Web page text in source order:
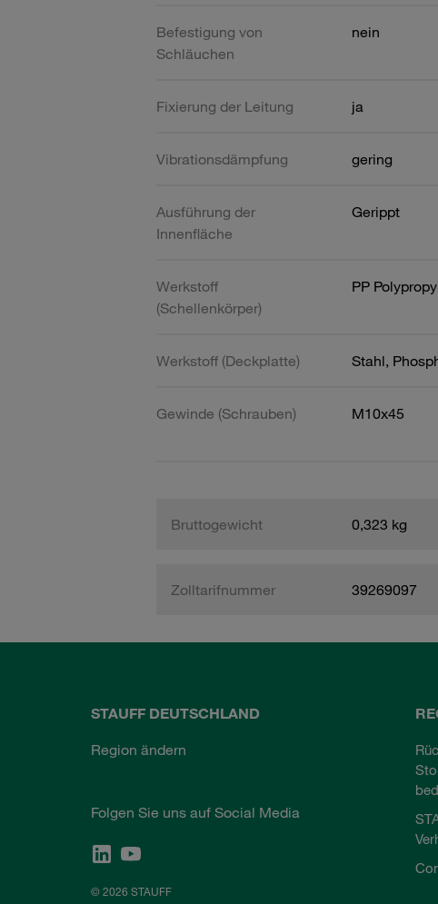
Befestigung von
Schläuchen
nein
Fixierung der Leitung ja
Vibrationsdämpfung gering
Ausführung der
Innenfläche
Gerippt
Werkstoff
(Schellenkörper)
PP
Werkstoff (Deckplatte) Stahl,
Gewinde (Schrauben) M10x45
Bruttogewicht 0,323 kg
Zolltarifnummer 39269097
STAUFF DEUTSCHLAND
Region ändern
Folgen Sie uns auf Social Media
© 2026 STAUFF